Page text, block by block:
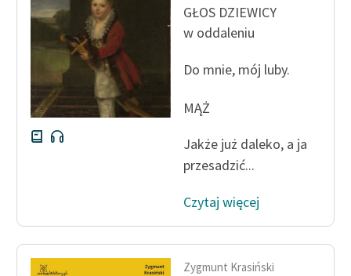
GŁOS DZIEWICY
w oddaleniu
Do mnie, mój luby.
MĄŻ
Jakże już daleko, a ja
przesadzić...
Czytaj więcej
Zygmunt Krasiński